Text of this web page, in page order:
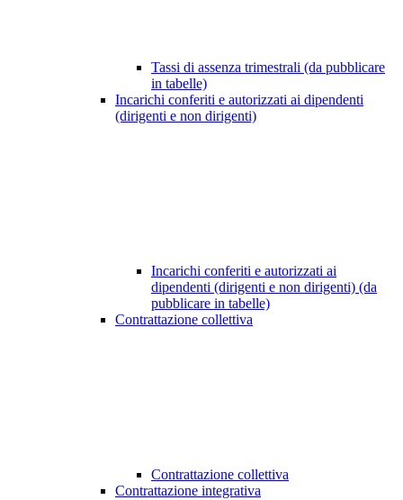
Tassi di assenza trimestrali (da pubblicare
in tabelle)
Incarichi conferiti e autorizzati ai dipendenti
(dirigenti e non dirigenti)
Incarichi conferiti e autorizzati ai
dipendenti (dirigenti e non dirigenti) (da
pubblicare in tabelle)
Contrattazione collettiva
Contrattazione collettiva
Contrattazione integrativa